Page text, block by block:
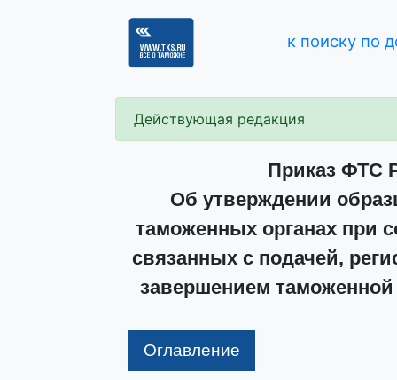
к поиску по
Действующая редакция
Приказ ФТС
Об утверждении
таможенных органах при
связанных с подачей,
завершением
Оглавление